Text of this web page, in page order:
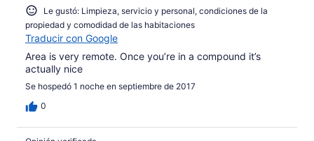
Le gustó: Limpieza, servicio y personal, condiciones de la
propiedad y comodidad de las habitaciones
Traducir con Google
Area is very remote. Once you’re in a compound it’s
actually nice
Se hospedó 1 noche en septiembre de 2017
0